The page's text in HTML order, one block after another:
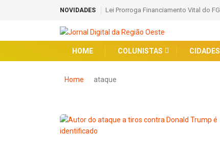
NOVIDADES Lei Prorroga Financiamento Vital do
HOME COLUNISTAS CIDADES
Home ataque